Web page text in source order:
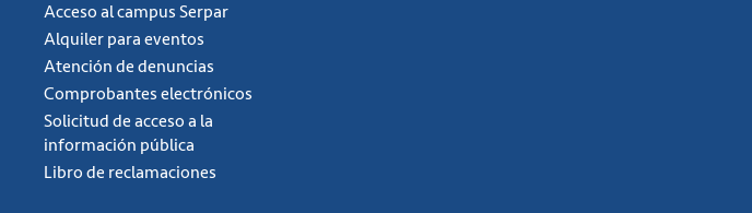
Acceso al campus Serpar
Alquiler para eventos
Atención de denuncias
Comprobantes electrónicos
Solicitud de acceso a la
información pública
Libro de reclamaciones